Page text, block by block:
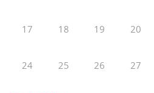
17 18 19 20
24 25 26 27